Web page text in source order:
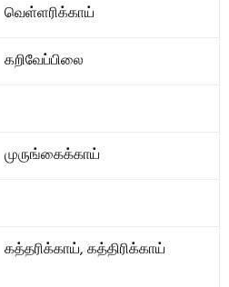
வெள்ளரிக்காய்
கறிவேப்பிலை
முருங்கைக்காய்
கத்தரிக்காய், கத்திரிக்காய்